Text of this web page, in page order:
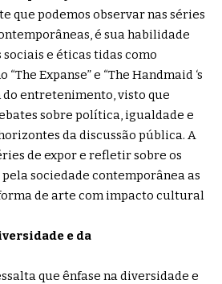
que podemos observar nas séries
é sua habilidade
e éticas tidas como
Expanse” e “The Handmaid ‘s
do entretenimento, visto que
sobre política, igualdade e
da discussão pública. A
de expor e refletir sobre os
sociedade contemporânea as
de arte com impacto cultural
e da
que ênfase na diversidade e